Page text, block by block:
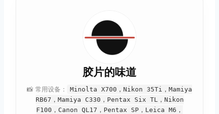
胶片的味道
📸 常用设备：
Minolta X700，Nikon 35Ti，Mamiya
RB67，Mamiya C330，Pentax Six TL，Nikon
F100，Canon QL17，Pentax SP，Leica M6，